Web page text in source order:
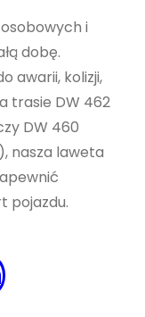
i
dobę.
awarii, kolizji,
trasie DW 462
DW 460
nasza laweta
pojazdu.